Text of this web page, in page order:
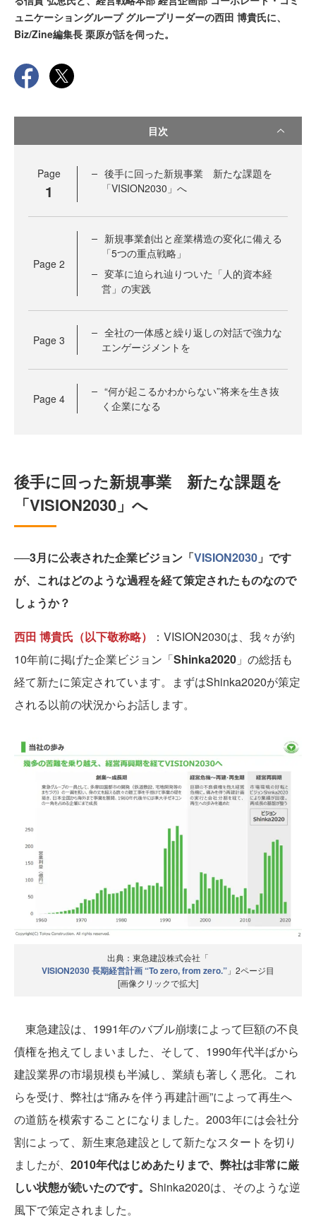
ュニケーショングループ グループリーダーの西田 博貴氏に、
Biz/Zine編集長 栗原が話を伺った。
目次
Page
1
後手に回った新規事業 新たな課題を
「VISION2030」へ
Page 2
新規事業創出と産業構造の変化に備える
「5つの重点戦略」
変革に迫られ辿りついた「人的資本経
営」の実践
Page 3
全社の一体感と繰り返しの対話で強力な
エンゲージメントを
Page 4
“何が起こるかわからない”将来を生き抜
く企業になる
後手に回った新規事業 新たな課題を
「VISION2030」へ
──3月に公表された企業ビジョン「VISION2030 」です
が、これはどのような過程を経て策定されたものなので
しょうか？
西田 博貴氏（以下敬称略）
：VISION2030は、我々が約
10年前に掲げた企業ビジョン「Shinka2020 」の総括も
経て新たに策定されています。まずはShinka2020が策定
される以前の状況からお話します。
出典：東急建設株式会社「
VISION2030 長期経営計画 “To zero, from zero.” 」2ページ目
[画像クリックで拡大]
東急建設は、1991年のバブル崩壊によって巨額の不良
債権を抱えてしまいました、そして、1990年代半ばから
建設業界の市場規模も半減し、業績も著しく悪化。これ
らを受け、弊社は“痛みを伴う再建計画”によって再生へ
の道筋を模索することになりました。2003年には会社分
割によって、新生東急建設として新たなスタートを切り
ましたが、 2010年代はじめあたりまで、弊社は非常に厳
しい状態が続いたのです。 Shinka2020は、そのような逆
風下で策定されました。